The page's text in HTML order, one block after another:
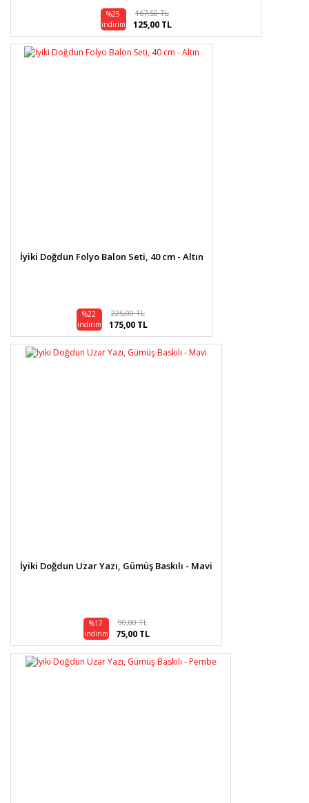
%25
indirim
167,50 TL
125,00 TL
İyiki Doğdun Folyo Balon Seti, 40 cm - Altın
%22
indirim
225,00 TL
175,00 TL
İyiki Doğdun Uzar Yazı, Gümüş Baskılı - Mavi
%17
indirim
90,00 TL
75,00 TL